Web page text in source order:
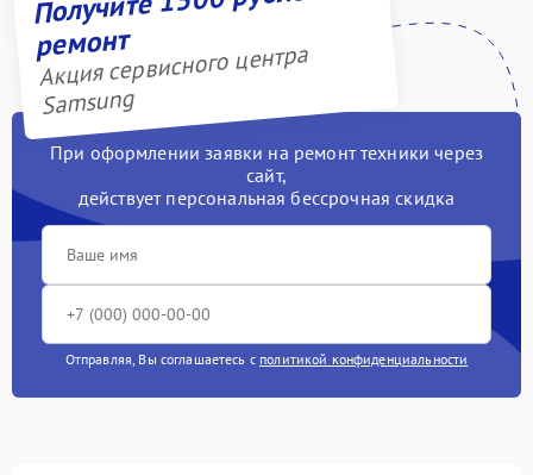
ремонт
Акция сервисного центра
Samsung
При оформлении заявки на ремонт техники через
сайт,
действует персональная бессрочная скидка
Отправляя, Вы соглашаетесь с политикой конфиденциальности